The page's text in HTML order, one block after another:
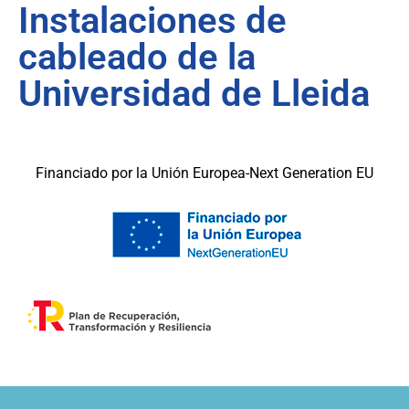
Instalaciones de
cableado de la
Universidad de Lleida
Financiado por la Unión Europea-Next Generation EU